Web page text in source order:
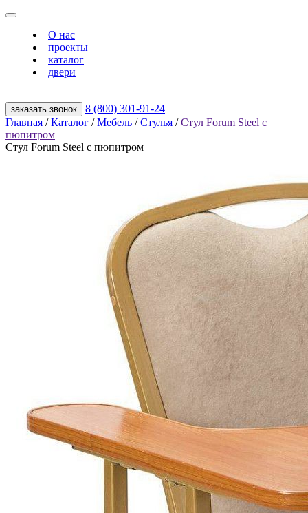
О нас
проекты
каталог
двери
заказать звонок
8 (800) 301‑91‑24
Главная / Каталог / Мебель / Стулья / Стул Forum Steel с
пюпитром
Стул Forum Steel с пюпитром